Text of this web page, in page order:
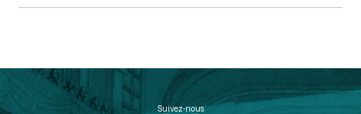
Suivez-nous